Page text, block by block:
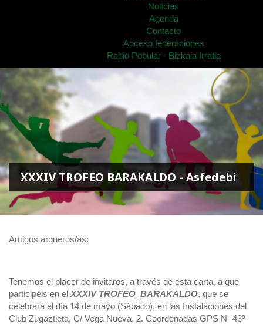
Noticias
Agenda
Contacto
Acceso federaciones
Radio Popular - Bizkaia Irratia
XXXIV TROFEO BARAKALDO - Asfedebi
Amigos arqueros/as:
Tenemos el placer de invitaros, a través de esta carta, a que
participéis en el XXXIV TROFEO BARAKALDO, que se
celebrará el día 14 de mayo (Sábado), en las Instalaciones del
Club Zugaztieta, C/ Vega Nueva, 2. Coordenadas GPS N- 43º